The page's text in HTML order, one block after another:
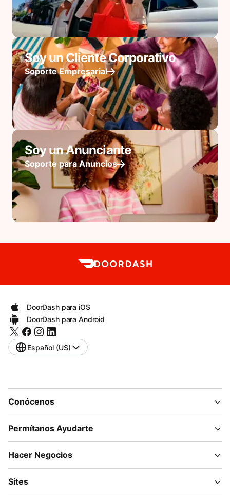
Soy un Cliente Corporativo
Soporte Empresarial
Soy un Anunciante
Soporte para Anuncios
DoorDash para iOS
DoorDash para Android
Español (US)
Conócenos
Permítanos Ayudarte
Hacer Negocios
Sites